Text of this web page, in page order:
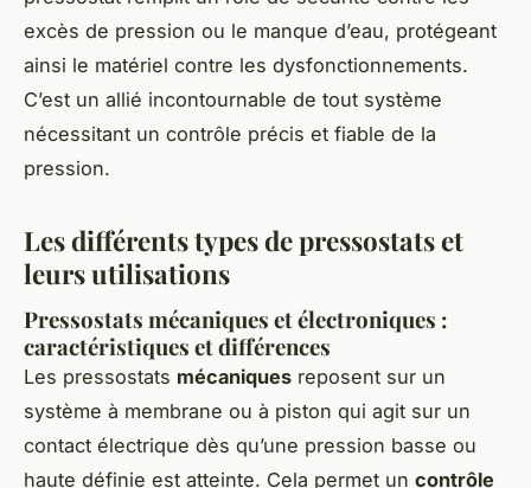
excès de pression ou le manque d’eau, protégeant
ainsi le matériel contre les dysfonctionnements.
C’est un allié incontournable de tout système
nécessitant un contrôle précis et fiable de la
pression.
Les différents types de pressostats et
leurs utilisations
Pressostats mécaniques et électroniques :
caractéristiques et différences
Les pressostats mécaniques reposent sur un
système à membrane ou à piston qui agit sur un
contact électrique dès qu’une pression basse ou
haute définie est atteinte. Cela permet un contrôle